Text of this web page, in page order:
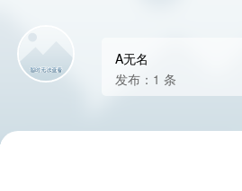
A无名
发布：1 条